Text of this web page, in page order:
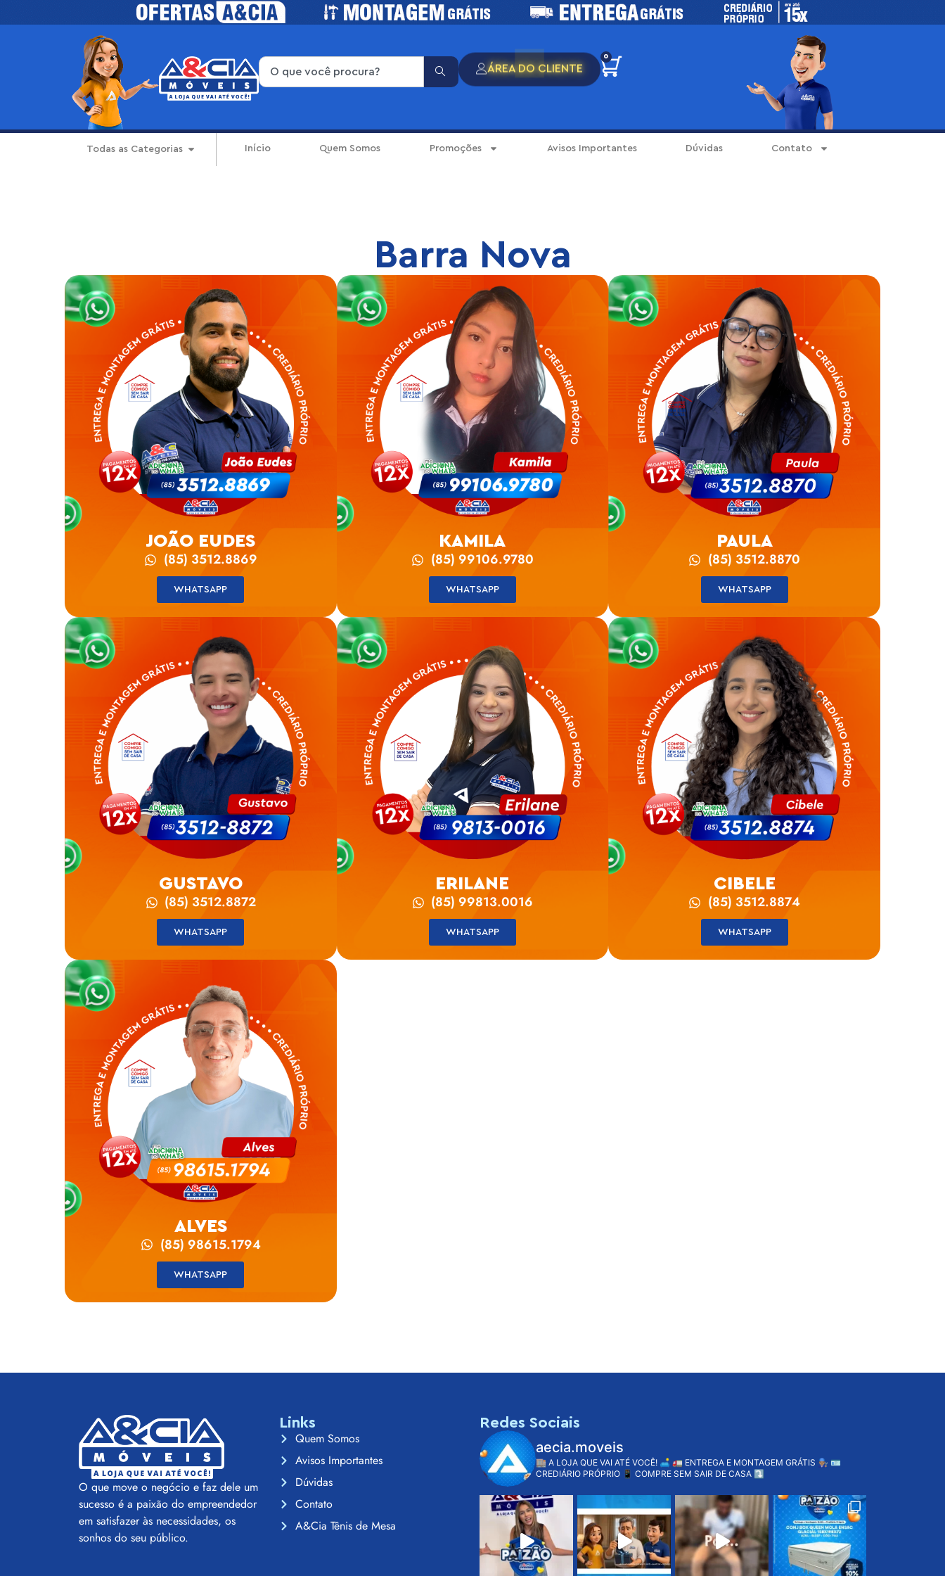
ÁREA DO CLIENTE
0
Todas as Categorias Início Quem Somos Promoções Avisos Importantes Dúvidas Contato
Barra Nova
JOÃO EUDES
(85) 3512.8869
WHATSAPP
KAMILA
(85) 99106.9780
WHATSAPP
PAULA
(85) 3512.8870
WHATSAPP
GUSTAVO
(85) 3512.8872
WHATSAPP
ERILANE
(85) 99813.0016
WHATSAPP
CIBELE
(85) 3512.8874
WHATSAPP
ALVES
(85) 98615.1794
WHATSAPP
O que move o negócio e faz dele um
sucesso é a paixão do empreendedor
em satisfazer às necessidades, os
sonhos do seu público.
Links
Quem Somos
Avisos Importantes
Dúvidas
Contato
A&Cia Tênis de Mesa
Redes Sociais
aecia.moveis
🏬 A LOJA QUE VAI ATÉ VOCÊ! 🛋️ 🚛 ENTREGA E MONTAGEM GRÁTIS 👨🏽‍🔧 🪪
CREDIÁRIO PRÓPRIO 📱 COMPRE SEM SAIR DE CASA ⤵️